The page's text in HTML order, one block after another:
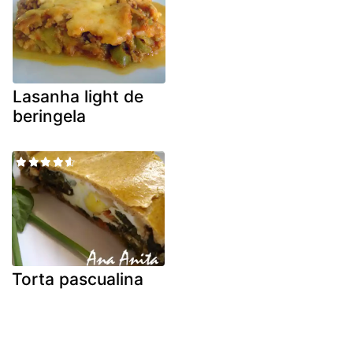
Lasanha light de
beringela
Torta pascualina